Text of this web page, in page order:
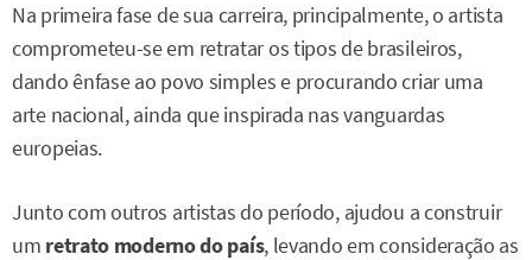
Na primeira fase de sua carreira, principalmente, o artista
comprometeu-se em retratar os tipos de brasileiros,
dando ênfase ao povo simples e procurando criar uma
arte nacional, ainda que inspirada nas vanguardas
europeias.
Junto com outros artistas do período, ajudou a construir
um retrato moderno do país, levando em consideração as